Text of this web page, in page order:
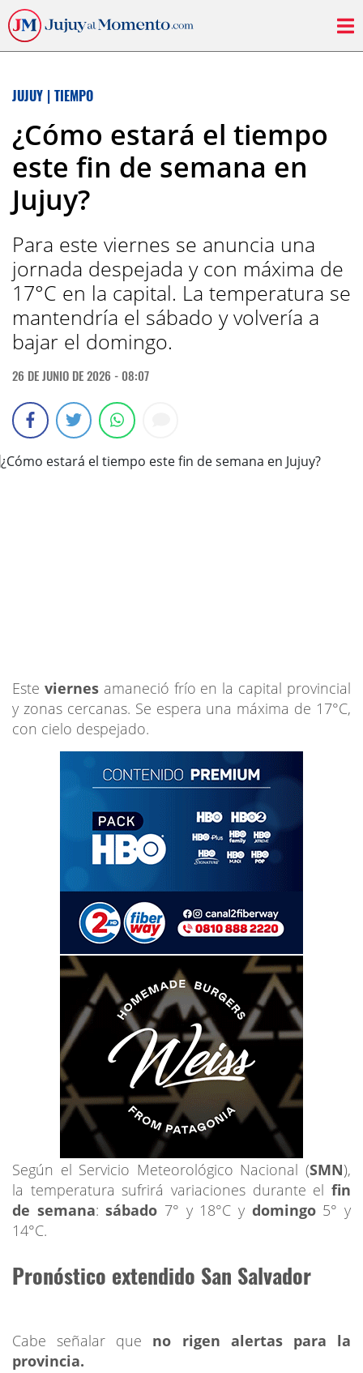
JUJUY | TIEMPO
¿Cómo estará el tiempo
este fin de semana en
Jujuy?
Para este viernes se anuncia una
jornada despejada y con máxima de
17°C en la capital. La temperatura se
mantendría el sábado y volvería a
bajar el domingo.
26 DE JUNIO DE 2026 - 08:07
Este viernesamaneció frío en la capital provincial
y zonas cercanas. Se espera una máxima de 17°C,
con cielo despejado.
Según el Servicio Meteorológico Nacional (SMN),
la temperatura sufrirá variaciones durante el fin
de semana:sábado 7° y 18°C y domingo5° y
14°C.
Pronóstico extendido San Salvador
Cabe señalar que no rigen alertas para la
provincia.